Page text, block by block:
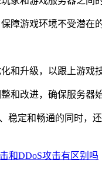
游戏环境不受潜在的
升级，以跟上游戏技
改进，确保服务器始
定和畅通的同时，还
和DDoS攻击有区别吗